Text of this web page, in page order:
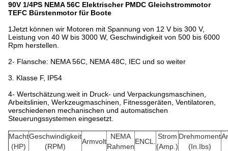
90V 1/4PS NEMA 56C Elektrischer PMDC Gleichstrommotor
TEFC Bürstenmotor für Boote
1Jetzt können wir Motoren mit Spannung von 12 V bis 300 V,
Leistung von 40 W bis 3000 W, Geschwindigkeit von 500 bis 6000
Rpm herstellen.
2- Flansche: NEMA 56C, NEMA 48C, IEC und so weiter
3. Klasse F, IP54
4- Wertschätzung:weit in Druck- und Verpackungsmaschinen,
Arbeitslinien, Werkzeugmaschinen, Fitnessgeräten, Ventilatoren,
verschiedenen mechanischen und automatischen
Steuerungssystemen eingesetzt.
Macht
(HP)
Geschwindigkeit
(RPM)
Armvolt
NEMA
Rahmen
ENCL.
Strom
(Amp.)
Drehmoment
(In.Ibs)